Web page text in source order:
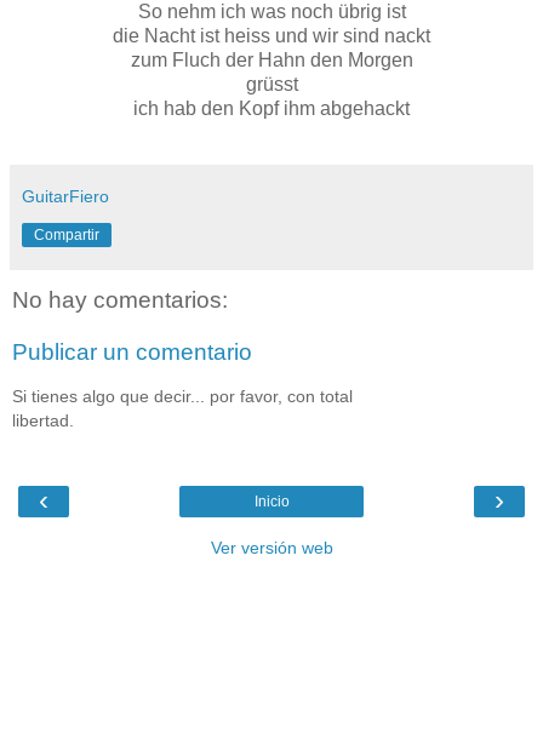
So nehm ich was noch übrig ist
die Nacht ist heiss und wir sind nackt
zum Fluch der Hahn den Morgen
grüsst
ich hab den Kopf ihm abgehackt
GuitarFiero
Compartir
No hay comentarios:
Publicar un comentario
Si tienes algo que decir... por favor, con total
libertad.
‹ ›
Inicio
Ver versión web